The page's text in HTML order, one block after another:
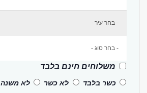
משלוחים חינם בלבד
כשר בלבד לא כשר
לא משנה